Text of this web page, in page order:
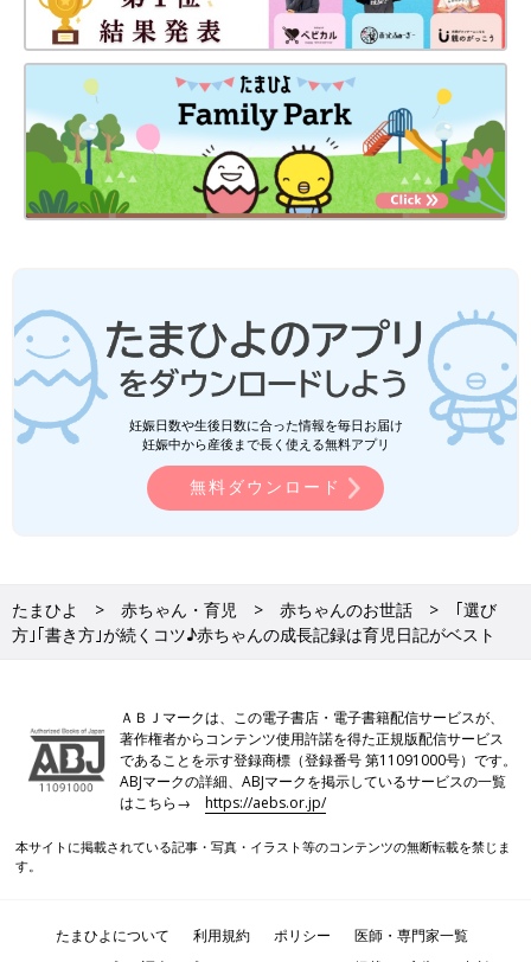
さいね。
育児日記の種類は主に3つ!
育児日記は、自筆で綴る｢ノートや手帳｣、スマホ上で記録する
｢アプリ｣、ネット上で記録する｢ブログ｣の3種類。まずは、それ
ぞれのメリットとデメリットを紹介していきます。
ノートや手帳の最大のメリットは、形として残ること。親子で一
緒に見ながら当時の思い出話しをしたり、プレゼントできること
はとても魅力的。育児グッズ専門店やネットショップなどには、
さまざまな種類があるので、ママが書きたいイメージに合うもの
が見つけやすいこともポイントでしょう。授乳やおむつ替え、赤
ちゃんの行事など、育児日記がより楽しくなるスタンプやシール
などもあり、華やかにデコレーションもできます。中面が方眼タ
イプや白紙タイプなどであれば、ママのアイデア次第で自由自在
妊娠日数や生後日数に合った情報を毎日お届け
妊娠中から産後まで長く使える無料アプリ
無料ダウンロード
たまひよ 赤ちゃん・育児 赤ちゃんのお世話
｢選び
方｣｢書き方｣が続くコツ♪赤ちゃんの成長記録は育児日記がベスト
ＡＢＪマークは、この電子書店・電子書籍配信サービスが、
著作権者からコンテンツ使用許諾を得た正規版配信サービス
であることを示す登録商標（登録番号 第11091000号）です。
ABJマークの詳細、ABJマークを掲示しているサービスの一覧
はこちら→https://aebs.or.jp/
本サイトに掲載されている記事・写真・イラスト等のコンテンツの無断転載を禁じま
す。
たまひよについて 利用規約 ポリシー
医師・専門家一覧